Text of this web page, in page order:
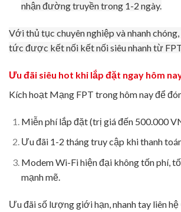
nhận đường truyền trong 1-2 ngày.
Với thủ tục chuyên nghiệp và nhanh
tức được kết nối kết nối siêu nhanh từ
Ưu đãi siêu hot khi lắp đặt ngay hôm
Kích hoạt Mạng FPT trong hôm nay để
Miễn phí lắp đặt (trị giá đến 500.000
Ưu đãi 1-2 tháng truy cập khi thanh
Modem Wi-Fi hiện đại không tốn phí,
mạnh mẽ.
Ưu đãi số lượng giới hạn, nhanh tay liên hệ